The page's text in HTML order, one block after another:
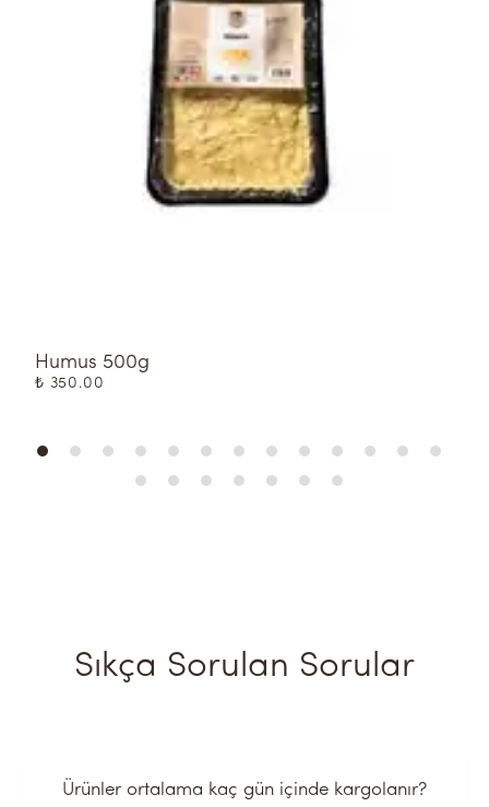
Humus 500g
₺ 350.00
Sıkça Sorulan Sorular
Ürünler ortalama kaç gün içinde kargolanır?